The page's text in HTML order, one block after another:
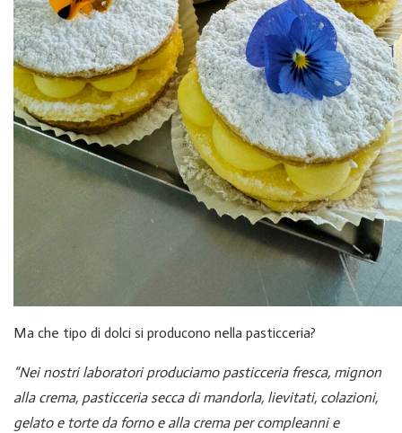
Ma che tipo di dolci si producono nella pasticceria?
“Nei nostri laboratori produciamo pasticceria fresca, mignon
alla crema, pasticceria secca di mandorla, lievitati, colazioni,
gelato e torte da forno e alla crema per compleanni e